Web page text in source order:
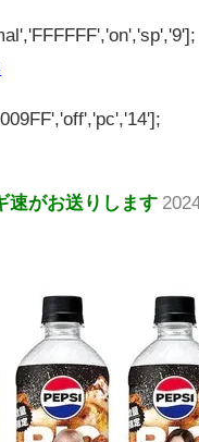
速がお送りします